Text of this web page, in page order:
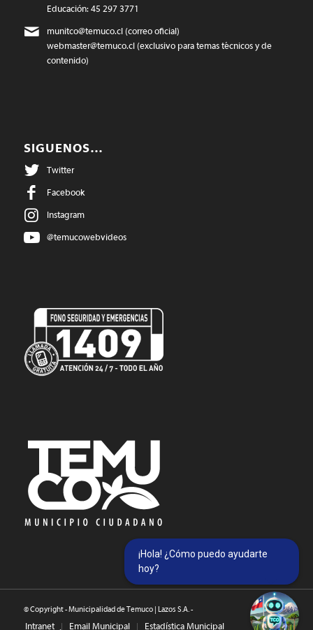
Educación: 45 297 3771
munitco@temuco.cl(correo oficial)
webmaster@temuco.cl(exclusivo para temas técnicos y de
contenido)
SIGUENOS…
Twitter
Facebook
Instagram
@temucowebvideos
© Copyright - Municipalidad de Temuco | Lazos S.A. -
Intranet Email Municipal Estadística Municipal
¡Hola! ¿Cómo puedo ayudarte
hoy?